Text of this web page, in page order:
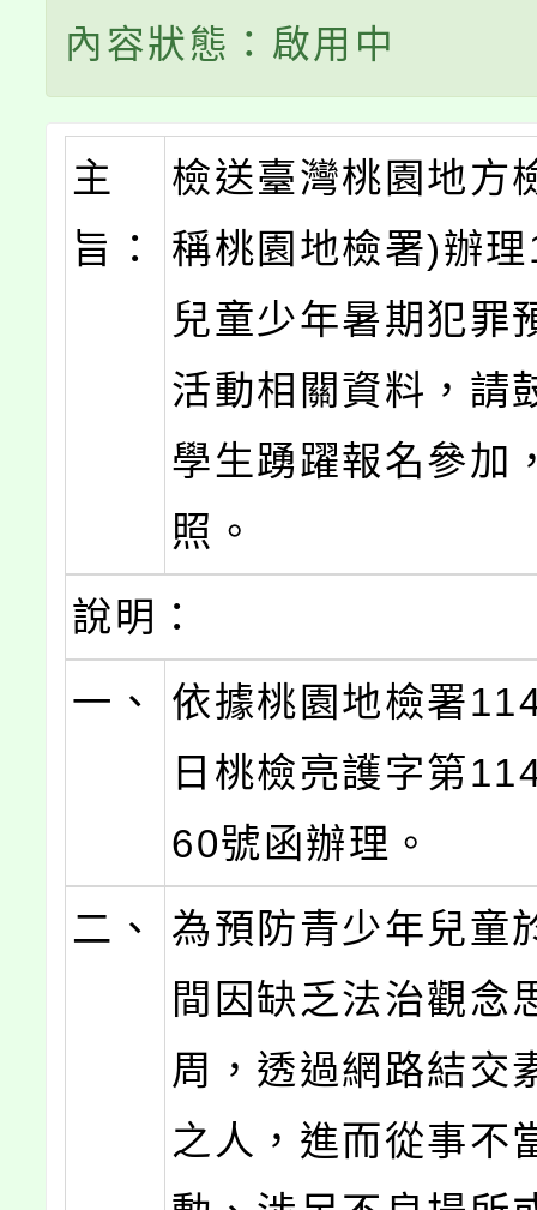
內容狀態：啟用中
主
旨：
檢送臺灣桃園地方
稱桃園地檢署)辦
兒童少年暑期犯罪
活動相關資料，請
學生踴躍報名參加
照。
說明：
一、
依據桃園地檢署
日桃檢亮護字第
60號函辦理。
二、
為預防青少年兒童
間因缺乏法治觀念
周，透過網路結交
之人，進而從事不